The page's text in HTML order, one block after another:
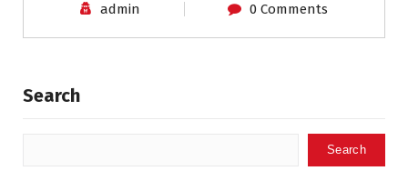
admin 0 Comments
Search
Search